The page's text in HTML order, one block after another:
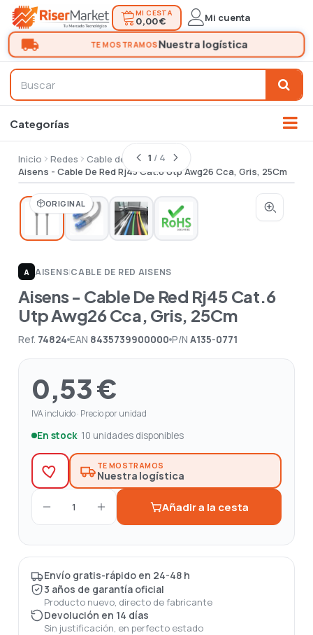
MI CESTA
0,00 € Mi cuenta
Inicio Redes
Cable de red
Aisens - Cable De Red Rj45 Cat.6 Utp Awg26 Cca, Gris, 25Cm
ORIGINAL
1 / 4
A AISENS|CABLE DE RED AISENS
Aisens - Cable De Red Rj45 Cat.6
Utp Awg26 Cca, Gris, 25Cm
Ref. 74824 EAN 8435739900000 P/N A135-0771
0,53 €
IVA incluido · Precio por unidad
En stock· 10 unidades disponibles
TE MOSTRAMOS
Nuestra logística
1 Añadir a la cesta
Envío gratis-rápido en 24-48 h
3 años de garantía oficial
Producto nuevo, directo de fabricante
Devolución en 14 días
Sin justificación, en perfecto estado